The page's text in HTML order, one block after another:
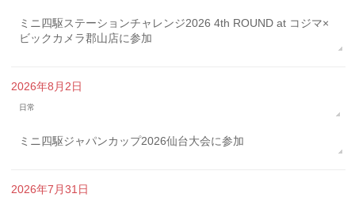
ミニ四駆ステーションチャレンジ2026 4th ROUND at コジマ×
ビックカメラ郡山店に参加
2026年8月2日
日常
ミニ四駆ジャパンカップ2026仙台大会に参加
2026年7月31日